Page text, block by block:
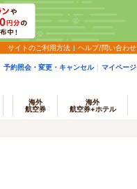
サイトのご利用方法 ヘルプ/問い合わせ
予約照会・変更・キャンセル マイページ
海外
航空券
海外
航空券+ホテル